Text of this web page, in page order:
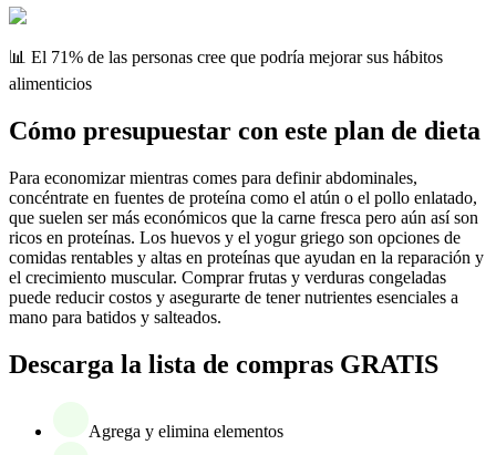
📊 El 71% de las personas cree que podría mejorar sus hábitos
alimenticios
Cómo presupuestar con este plan de dieta
Para economizar mientras comes para definir abdominales,
concéntrate en fuentes de proteína como el atún o el pollo enlatado,
que suelen ser más económicos que la carne fresca pero aún así son
ricos en proteínas. Los huevos y el yogur griego son opciones de
comidas rentables y altas en proteínas que ayudan en la reparación y
el crecimiento muscular. Comprar frutas y verduras congeladas
puede reducir costos y asegurarte de tener nutrientes esenciales a
mano para batidos y salteados.
Descarga la lista de compras GRATIS
Agrega y elimina elementos